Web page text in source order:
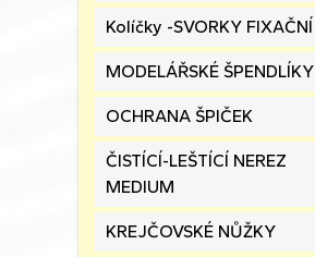
Kolíčky -SVORKY FIXAČNÍ
MODELÁŘSKÉ ŠPENDLÍKY
OCHRANA ŠPIČEK
ČISTÍCÍ-LEŠTÍCÍ NEREZ
MEDIUM
KREJČOVSKÉ NŮŽKY